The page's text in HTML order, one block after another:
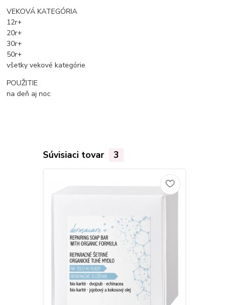
VEKOVÁ KATEGÓRIA
12r+
20r+
30r+
50r+
všetky vekové kategórie
POUŽITIE
na deň aj noc
Súvisiaci tovar 3